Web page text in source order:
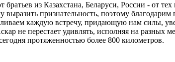
из Казахстана, Беларуси, России - от
признательность, поэтому благодарим
каждую встречу, придающую нам силы,
перестает удивлять, исполняя на разных
протяженностью более 800 километров.